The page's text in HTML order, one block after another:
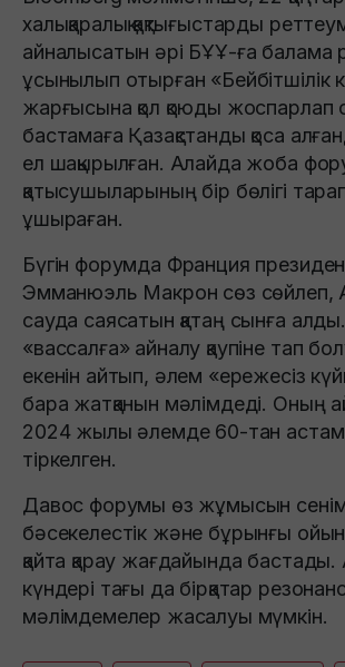
халықаралық қақтығыстарды
айналысатын әрі БҰҰ-ға балама
ұсынылып отырған «Бейбітшілік
жарғысына қол қоюды жоспарлап
бастамаға Қазақстанды қоса
ел шақырылған. Алайда жоба
қатысушыларының бір бөлігі
ұшыраған.
Бүгін форумда Франция
Эмманюэль Макрон сөз
сауда саясатын қатаң сынға
«вассалға» айналу қаупіне тап
екенін айтып, әлем «ережесіз
бара жатқанын мәлімдеді. Оның
2024 жылы әлемде 60-тан
тіркелген.
Давос форумы өз жұмысын
бәсекелестік және бұрынғы
қайта қарау жағдайында
күндері тағы да бірқатар
мәлімдемелер жасалуы мүмкін.